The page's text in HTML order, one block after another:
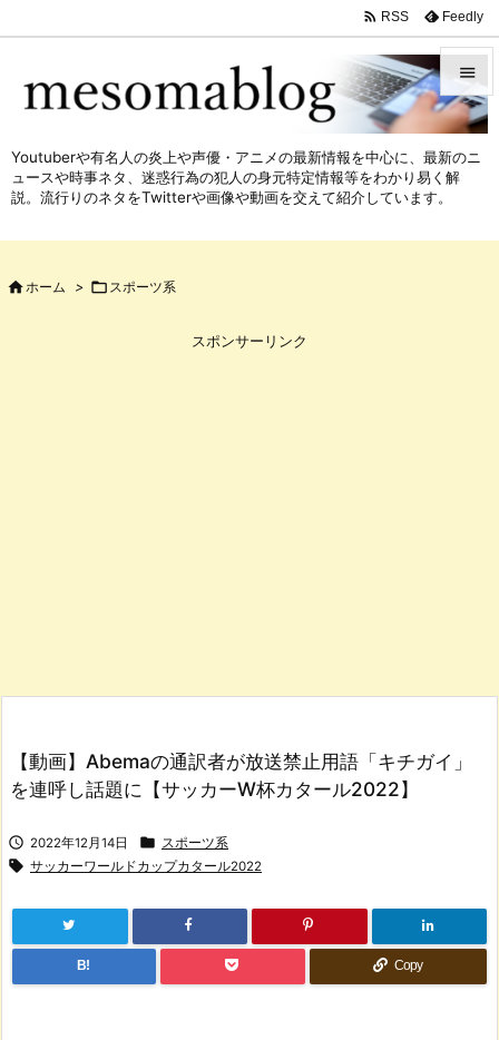



 RSS Feedly
Youtuberや有名人の炎上や声優・アニメの最新情報を中心に、最新のニ
ュースや時事ネタ、迷惑行為の犯人の身元特定情報等をわかり易く解
説。流行りのネタをTwitterや画像や動画を交えて紹介しています。
 ホーム >  スポーツ系
スポンサーリンク
【動画】Abemaの通訳者が放送禁止用語「キチガイ」
を連呼し話題に【サッカーW杯カタール2022】
 2022年12月14日  スポーツ系
 サッカーワールドカップカタール2022
B! Copy